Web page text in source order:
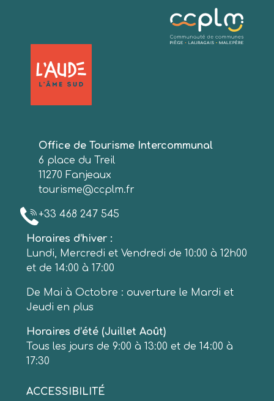
Office de Tourisme Intercommunal
6 place du Treil
11270 Fanjeaux
tourisme@ccplm.fr
+33 468 247 545
Horaires d’hiver :
Lundi, Mercredi et Vendredi de 10:00 à 12h00
et de 14:00 à 17:00
De Mai à Octobre : ouverture le Mardi et
Jeudi en plus
Horaires d’été (Juillet Août)
Tous les jours de 9:00 à 13:00 et de 14:00 à
17:30
ACCESSIBILITÉ